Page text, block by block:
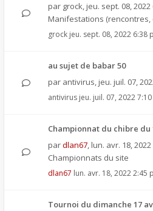
par grock, jeu. sept. 08, 2022
Manifestations
grock jeu. sept. 08, 2022 6:38
au sujet de babar 50
par antivirus, jeu. juil. 07,
antivirus jeu. juil. 07, 2022
Championnat du chibre du
pardlan67, lun. avr. 18, 2022
Championnats du site
dlan67 lun. avr. 18, 2022 2:45
Tournoi du dimanche 17